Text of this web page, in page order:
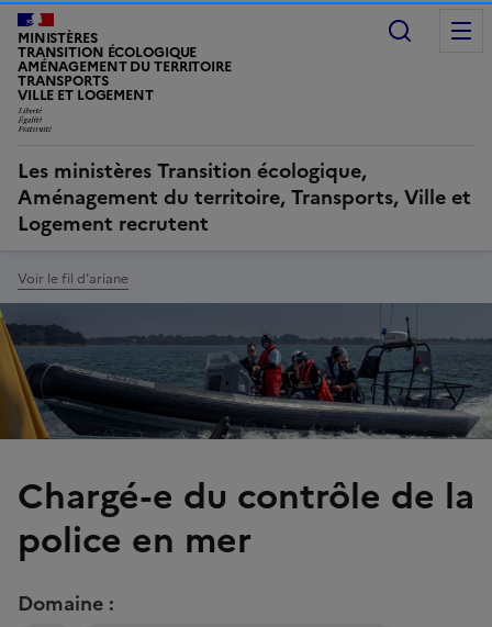
MINISTÈRES
TRANSITION ÉCOLOGIQUE
AMÉNAGEMENT DU TERRITOIRE
TRANSPORTS
VILLE ET LOGEMENT
Les ministères Transition écologique,
Aménagement du territoire, Transports, Ville et
Logement recrutent
Voir le fil d'ariane
Chargé-e du contrôle de la
police en mer
Domaine :